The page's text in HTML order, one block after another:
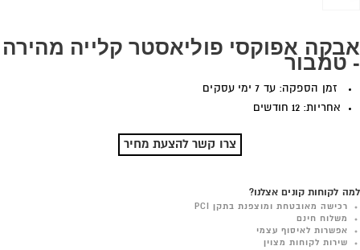
אבקה אפוקסי פוליאסטר קלייה מהירה
- טמבור
זמן הספקה: עד 7 ימי עסקים
אחריות: 12 חודשים
צרו קשר להצעת מחיר
למה לקוחות קונים אצלנו?
רכישה מאובטחת ומוצפנת בתקן PCI
משלוח חינם
אפשרות לאיסוף עצמי
שירות לקוחות מצוין